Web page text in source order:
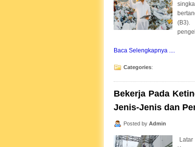
(B3).
Baca Selengkapnya ....
Categories:
Bekerja Pada
Jenis-Jenis dan
Posted by Admin